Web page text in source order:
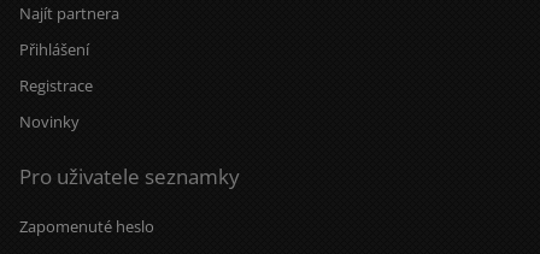
Najít partnera
Přihlášení
Registrace
Novinky
Pro uživatele seznamky
Zapomenuté heslo